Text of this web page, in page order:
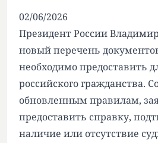
02/06/2026
Президент России
новый перечень
необходимо предоставить
российского гражданства.
обновленным правилам,
предоставить справку,
наличие или отсутствие